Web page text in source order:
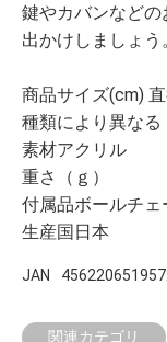
鍵やカバンなど
出かけしましょう
商品サイズ(cm)
種類により異なる
素材アクリル
重さ（ｇ）
付属品ボールチェ
生産国日本
JAN
関連カテゴリ